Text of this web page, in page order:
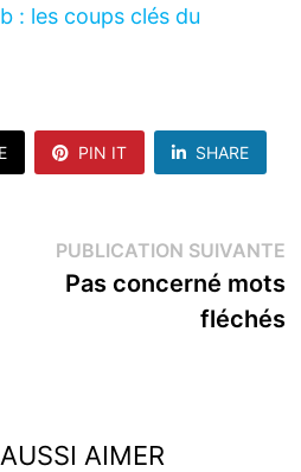
: les coups clés du
PIN IT SHARE
:
PUBLICATION SUIVANTE
Pas concerné mots
fléchés
AIMER